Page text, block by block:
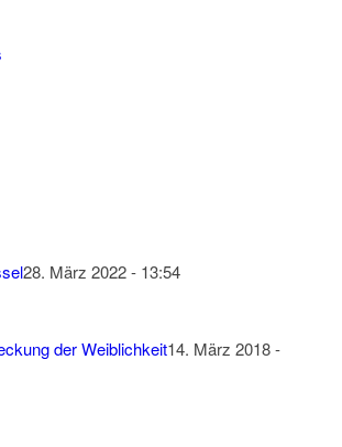
28. März 2022 - 13:54
der Weiblichkeit14. März 2018 -